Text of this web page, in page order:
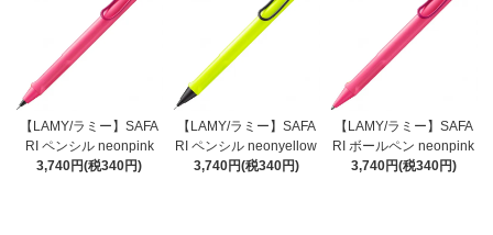
【LAMY/ラミー】SAFA
RI ペンシル neonpink
3,740円(税340円)
【LAMY/ラミー】SAFA
RI ペンシル neonyellow
3,740円(税340円)
【LAMY/ラミー】SAFA
RI ボールペン neonpink
3,740円(税340円)